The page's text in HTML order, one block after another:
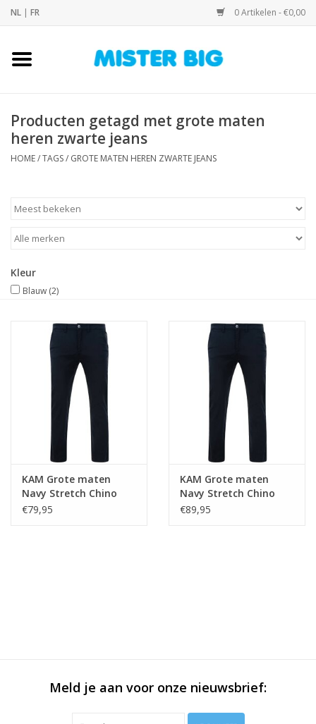
NL | FR 0 Artikelen - €0,00
Home
Onze Winkel
Merken
Producten getagd met grote maten
heren zwarte jeans
HOME/TAGS/ GROTE MATEN HEREN ZWARTE JEANS
Kleur
Blauw (2)
KAM Grote maten
Navy Stretch Chino
€79,95
KAM Grote maten
Navy Stretch Chino
62"-70"
€89,95
Meld je aan voor onze nieuwsbrief: